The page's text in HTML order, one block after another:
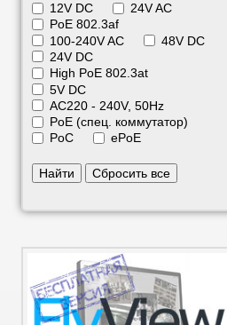
12V DC
24V AC
PoE 802.3af
100-240V AC
48V DC
24V DC
High PoE 802.3at
5V DC
АС220 - 240V, 50Hz
PoE (спец. коммутатор)
PoC
ePoE
Найти Сбросить все